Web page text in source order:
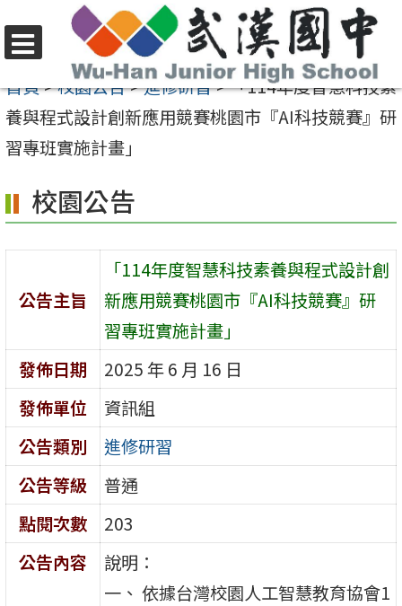
至
要
內
區
選
單
首頁>校園公告>進修研習>「114年度智慧科技素
養與程式設計創新應用競賽桃園市『AI科技競賽』研
習專班實施計畫」
校園公告
公告主旨
「114年度智慧科技素養與程式設計創
新應用競賽桃園市『AI科技競賽』研
習專班實施計畫」
發佈日期
2025 年 6 月 16 日
發佈單位
資訊組
公告類別
進修研習
公告等級
普通
點閱次數
203
公告內容
說明：
一、 依據台灣校園人工智慧教育協會1